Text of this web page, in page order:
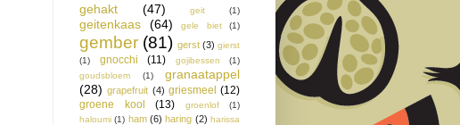
gehakt (47) geit (1)
geitenkaas (64) gele biet (1)
gember (81) gerst (3) gierst
(1)
gnocchi (11) gojibessen
(1)
goudsbloem
(1)
granaatappel
(28) grapefruit (4) griesmeel (12)
groene kool
(13) groenlof
(1)
haloumi (1) ham (6) haring (2) harissa